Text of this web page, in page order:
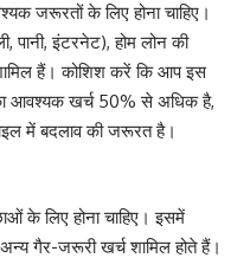
जरूरतों के लिए होना चाहिए।
पानी, इंटरनेट), होम लोन की
हैं। कोशिश करें कि आप इस
आवश्यक खर्च 50% से अधिक है,
में बदलाव की जरूरत है।
के लिए होना चाहिए। इसमें
गैर-जरूरी खर्च शामिल होते हैं।